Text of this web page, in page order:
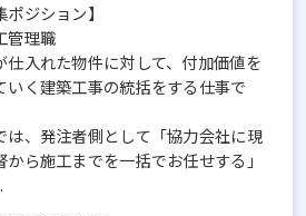
ポジション】
管理職
仕入れた物件に対して、付加価値を
いく建築工事の統括をする仕事で
は、発注者側として「協力会社に現
から施工までを一括でお任せする」